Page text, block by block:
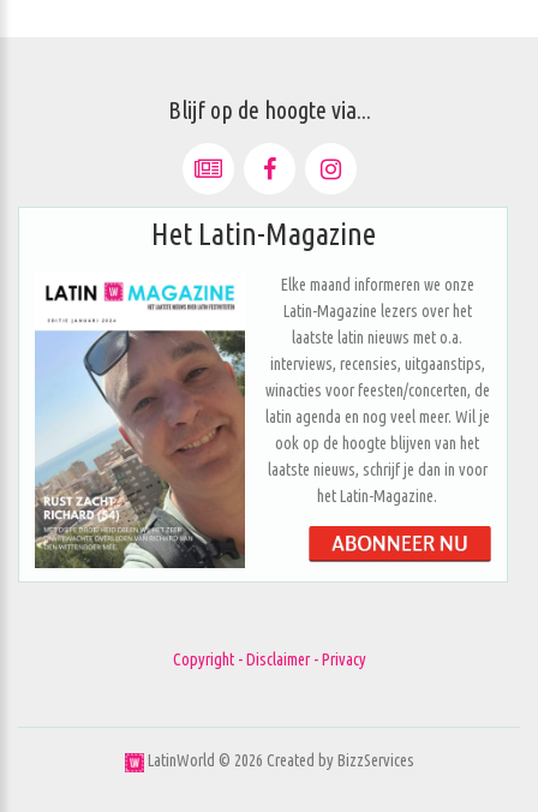
Blijf op de hoogte via...
Het Latin-Magazine
Elke maand informeren we onze
Latin-Magazine lezers over het
laatste latin nieuws met o.a.
interviews, recensies, uitgaanstips,
winacties voor feesten/concerten, de
latin agenda en nog veel meer. Wil je
ook op de hoogte blijven van het
laatste nieuws, schrijf je dan in voor
het Latin-Magazine.
Copyright - Disclaimer - Privacy
LatinWorld © 2026 Created byBizzServices